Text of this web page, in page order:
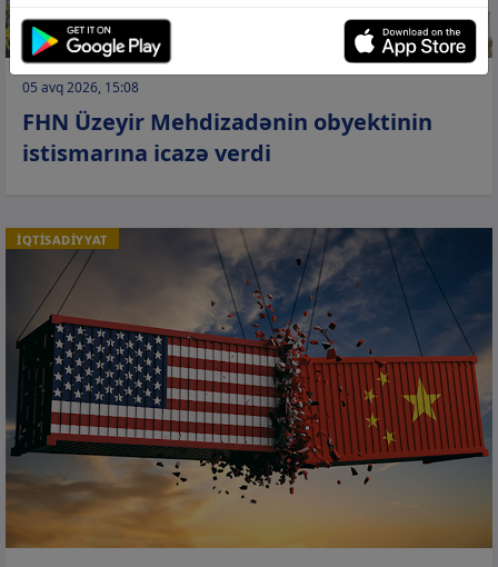
05 avq 2026, 15:08
FHN Üzeyir Mehdizadənin obyektinin
istismarına icazə verdi
İQTİSADİYYAT